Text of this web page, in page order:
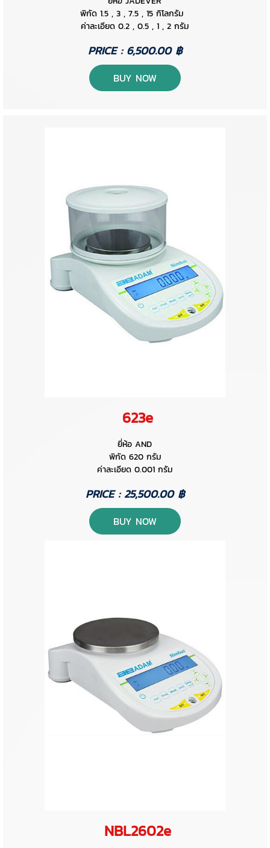
พิกัด 1.5 , 3 , 7.5 , 15 กิโลกรัม
ค่าละเอียด 0.2 , 0.5 , 1 , 2 กรัม
PRICE : 6,500.00 ฿
BUY NOW
623e
ยี่ห้อ AND
พิกัด 620 กรัม
ค่าละเอียด 0.001 กรัม
PRICE : 25,500.00 ฿
BUY NOW
NBL2602e